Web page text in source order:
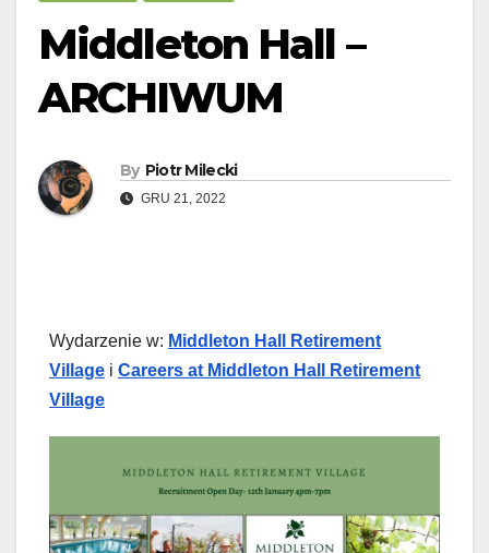
Middleton Hall –
ARCHIWUM
By Piotr Milecki
GRU 21, 2022
Wydarzenie w: Middleton Hall Retirement
Village i Careers at Middleton Hall Retirement
Village